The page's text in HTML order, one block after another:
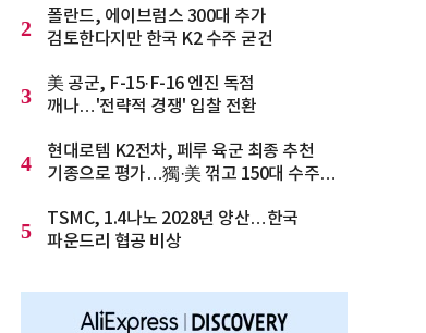
2
폴란드, 에이브럼스 300대 추가
검토한다지만 한국 K2 수주 굳건
3
美 공군, F-15·F-16 엔진 독점
깨나…'전략적 경쟁' 입찰 전환
4
현대로템 K2전차, 페루 육군 최종 추천
기종으로 평가…獨·美 꺾고 150대 수주
5
TSMC, 1.4나노 2028년 양산…한국
파운드리 협공 비상